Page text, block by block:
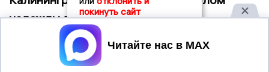
надежды для москвичей
покинуть сайт
Принять